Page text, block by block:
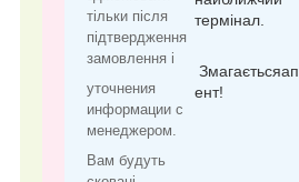
тільки після
підтвердження
замовлення і
уточнения
информации с
менеджером.
Вам будуть
термінал.
Змагаєтьсяап
ент!